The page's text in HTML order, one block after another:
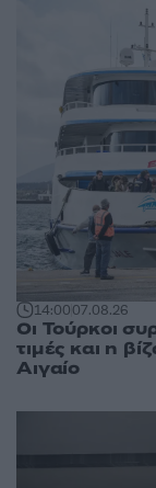
14:0007.08.26
Οι Τούρκοι
τιμές και η
Αιγαίο